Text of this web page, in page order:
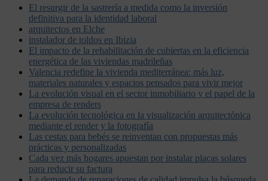
El resurgir de la sastrería a medida como la inversión
definitiva para la identidad laboral
arquitectos en Elche
instalador de toldos en Ibizia
El impacto de la rehabilitación de cubiertas en la eficiencia
energética de las viviendas madrileñas
Valencia redefine la vivienda mediterránea: más luz,
materiales naturales y espacios pensados para vivir mejor
La evolución visual en el sector inmobiliario y el papel de la
empresa de renders
La evolución tecnológica en la visualización arquitectónica
mediante el render y la fotografía
Las cestas para bebés se reinventan con propuestas más
prácticas y personalizadas
Cada vez más hogares apuestan por instalar placas solares
para reducir su factura